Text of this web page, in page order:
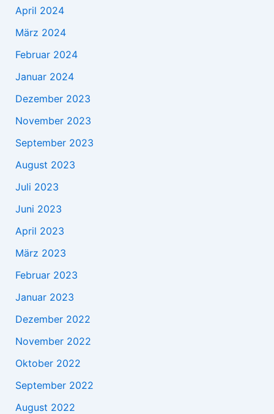
April 2024
März 2024
Februar 2024
Januar 2024
Dezember 2023
November 2023
September 2023
August 2023
Juli 2023
Juni 2023
April 2023
März 2023
Februar 2023
Januar 2023
Dezember 2022
November 2022
Oktober 2022
September 2022
August 2022